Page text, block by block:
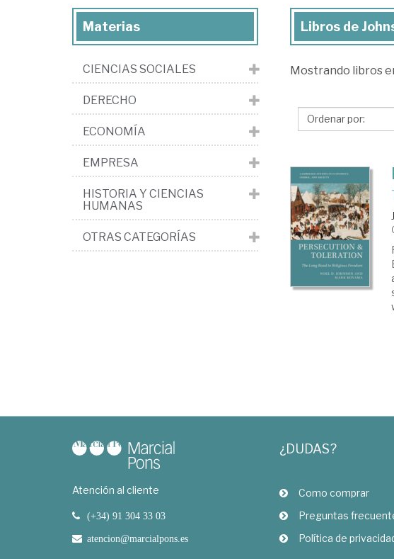
Libros
Johnson,
Libros de
Mostrando libros
Materias
CIENCIAS SOCIALES
DERECHO
ECONOMÍA
EMPRESA
HISTORIA Y CIENCIAS
HUMANAS
OTRAS CATEGORÍAS
Atención al cliente
(+34) 91 304 33 03
atencion@marcialpons.es
¿DUDAS?
Como comprar
Preguntas
Política de